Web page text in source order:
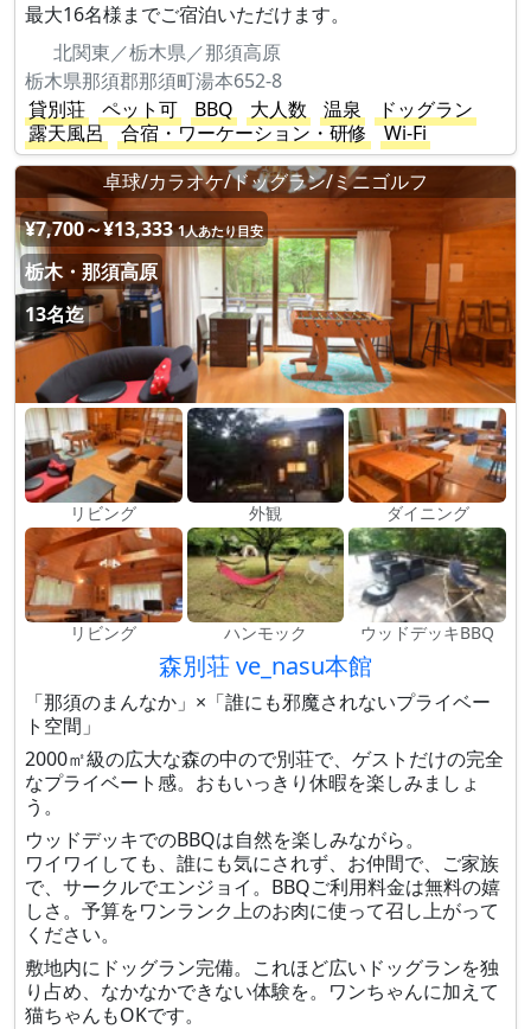
最大16名様までご宿泊いただけます。
北関東／栃木県／那須高原
栃木県那須郡那須町湯本652-8
貸別荘
ペット可 BBQ 大人数 温泉
ドッグラン
露天風呂
合宿・ワーケーション・研修
Wi-Fi
卓球/カラオケ/ドッグラン/ミニゴルフ
¥7,700～¥13,333 1人あたり目安
栃木・那須高原
13名迄
リビング 外観 ダイニング
リビング ハンモック ウッドデッキBBQ
森別荘 ve_nasu本館
「那須のまんなか」×「誰にも邪魔されないプライベー
ト空間」
2000㎡級の広大な森の中ので別荘で、ゲストだけの完全
なプライベート感。おもいっきり休暇を楽しみましょ
う。
ウッドデッキでのBBQは自然を楽しみながら。
ワイワイしても、誰にも気にされず、お仲間で、ご家族
で、サークルでエンジョイ。BBQご利用料金は無料の嬉
しさ。予算をワンランク上のお肉に使って召し上がって
ください。
敷地内にドッグラン完備。これほど広いドッグランを独
り占め、なかなかできない体験を。ワンちゃんに加えて
猫ちゃんもOKです。